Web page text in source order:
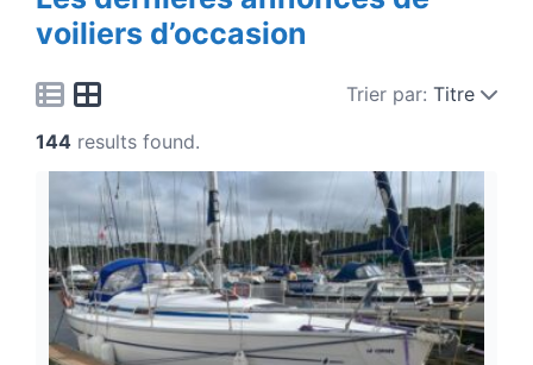
voiliers d’occasion
Trier par: Titre
144 results found.